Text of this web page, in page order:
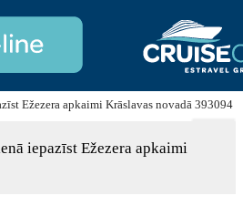
iepazīst Ežezera apkaimi